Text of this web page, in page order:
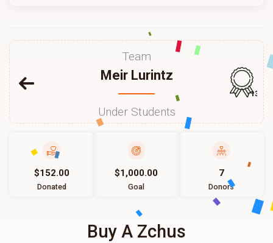
Team
Meir Lurintz
Under Students
136
$152.00
Donated
$1,000.00
Goal
7
Donors
Buy A Zchus